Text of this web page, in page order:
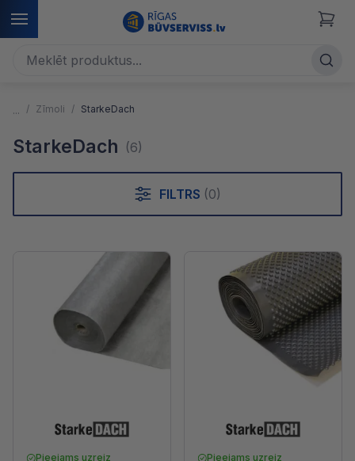
Zīmoli StarkeDach
StarkeDach (6)
FILTRS (0)
Pieejams uzreiz Pieejams uzreiz